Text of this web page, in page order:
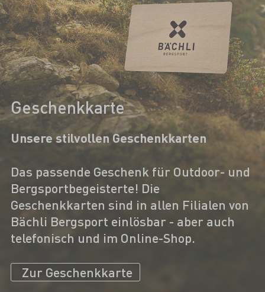
Geschenkkarte
Unsere stilvollen Geschenkkarten
Das passende Geschenk für Outdoor- und
Bergsportbegeisterte! Die
Geschenkkarten sind in allen Filialen von
Bächli Bergsport einlösbar - aber auch
telefonisch und im Online-Shop.
Zur Geschenkkarte